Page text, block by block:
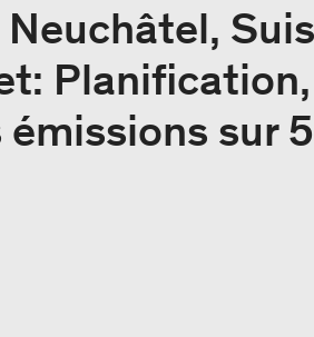
sur